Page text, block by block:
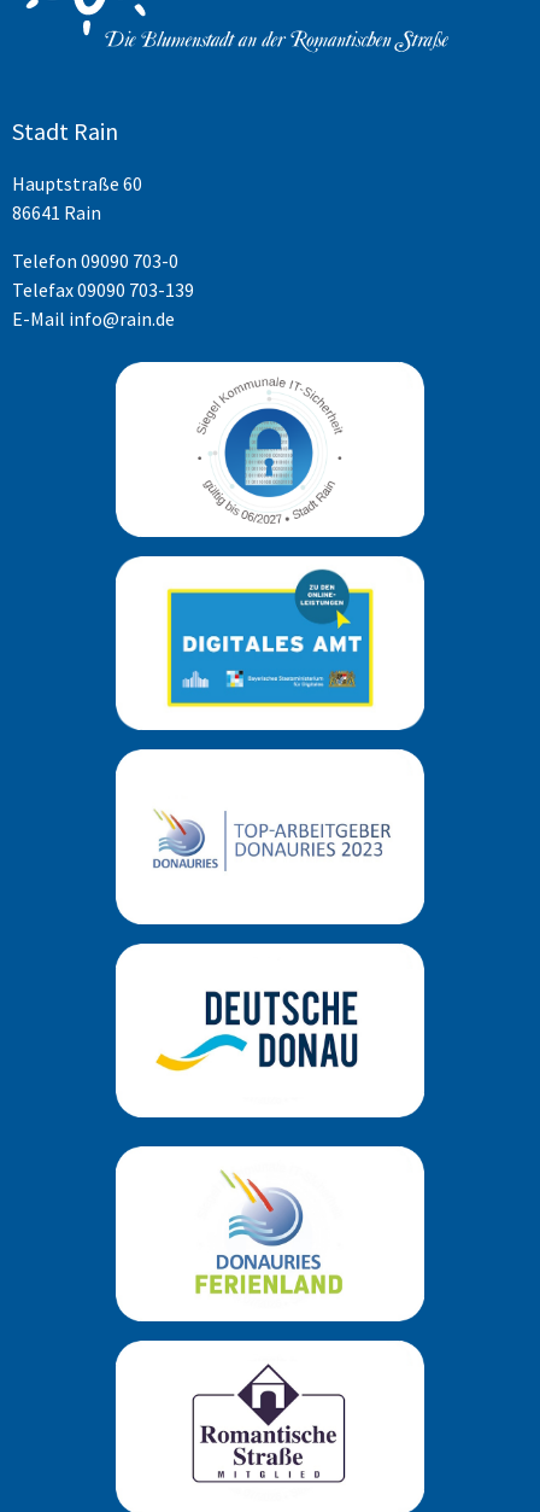
Stadt Rain
Hauptstraße 60
86641 Rain
Telefon 09090 703-0
Telefax 09090 703-139
E-Mail info@rain.de